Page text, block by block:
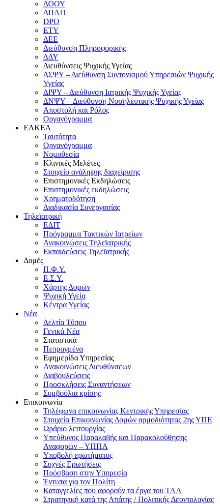
ΔΟΟΥ
ΔΠΑΠ
DPO
ΕΤΥ
ΔΕΕ
Διεύθυνση Πληροφορικής
ΔΔΥ
Διευθύνσεις Ψυχικής Υγείας
ΔΣΨΥ – Διεύθυνση Συντονισμού Υπηρεσιών Ψυχικής
Υγείας
ΔΙΨΥ – Διεύθυνση Ιατρικής Ψυχικής Υγείας
ΔΝΨΥ – Διεύθυνση Νοσηλευτικής Ψυχικής Υγείας
Αποστολή και Ρόλος
Οργανόγραμμα
ΕΛΚΕΑ
Ταυτότητα
Οργανόγραμμα
Νομοθεσία
Κλινικές Μελέτες
Στοιχείο ανάληψης διαχείρισης
Επιστημονικές Εκδηλώσεις
Επιστημονικές εκδηλώσεις
Χρηματοδότηση
Διαδικασία Συνεργασίας
Τηλεϊατρική
ΕΔΙΤ
Πρόγραμμα Τακτικών Ιατρείων
Ανακοινώσεις Τηλεϊατρικής
Εκπαιδεύσεις Τηλεϊατρικής
Δομές
Π.Φ.Υ.
Ε.Σ.Υ.
Χάρτης Δομών
Ψυχική Υγεία
Κέντρα Υγείας
Νέα
Δελτία Τύπου
Γενικά Νέα
Στατιστικά
Πεπραγμένα
Εφημερίδα Υπηρεσίας
Ανακοινώσεις Διευθύνσεων
Διαβουλεύσεις
Προσκλήσεις Συναντήσεων
Συμβούλια κρίσης
Επικοινωνία
Τηλέφωνα επικοινωνίας Κεντρικής Υπηρεσίας
Στοιχεία Επικοινωνίας Δομών αρμοδιότητας 2ης ΥΠΕ
Ωράριο λειτουργίας
Υπεύθυνος Παραλαβής και Παρακολούθησης
Αναφορών – ΥΠΠΑ
Υποβολή ερωτήματος
Συχνές Ερωτήσεις
Πρόσβαση στην Υπηρεσία
Έντυπα για τον Πολίτη
Καταγγελίες που αφορούν τα έργα του ΤΑΑ
Στρατηγική κατά της Απάτης / Πολιτικής Δεοντολογίας